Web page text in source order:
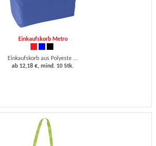
Einkaufskorb Metro
Einkaufskorb aus Polyeste ...
ab 12,18 €, mind. 10 Stk.